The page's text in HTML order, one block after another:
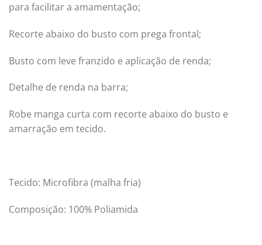
para facilitar a amamentação;
Recorte abaixo do busto com prega frontal;
Busto com leve franzido e aplicação de renda;
Detalhe de renda na barra;
Robe manga curta com recorte abaixo do busto e
amarração em tecido.
Tecido: Microfibra (malha fria)
Composição: 100% Poliamida